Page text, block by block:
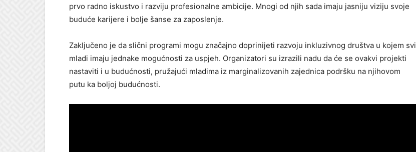
prvo radno iskustvo i razviju profesionalne ambicije. Mnogi od njih sada imaju jasniju viziju svoje
buduće karijere i bolje šanse za zaposlenje.
Zaključeno je da slični programi mogu značajno doprinijeti razvoju inkluzivnog društva u kojem svi
mladi imaju jednake mogućnosti za uspjeh. Organizatori su izrazili nadu da će se ovakvi projekti
nastaviti i u budućnosti, pružajući mladima iz marginalizovanih zajednica podršku na njihovom
putu ka boljoj budućnosti.